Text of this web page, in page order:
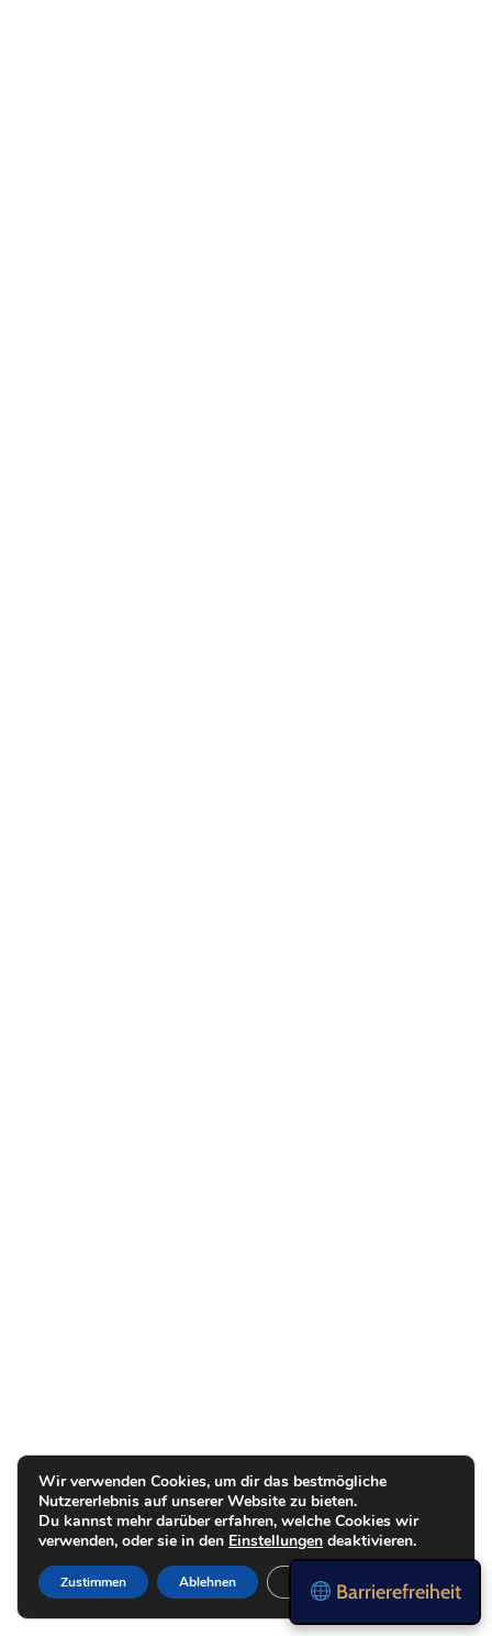
Barrierefreiheit
Wir verwenden Cookies, um dir das bestmögliche
Nutzererlebnis auf unserer Website zu bieten.
Du kannst mehr darüber erfahren, welche Cookies wir
verwenden, oder sie in den Einstellungen deaktivieren.
Zustimmen Ablehnen Einstellungen